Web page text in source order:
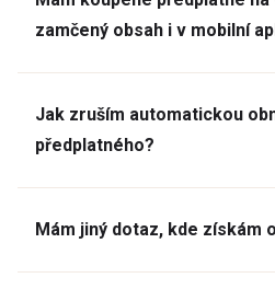
zamčený obsah i v mobilní
Jak zruším automatickou
předplatného?
Mám jiný dotaz, kde získám